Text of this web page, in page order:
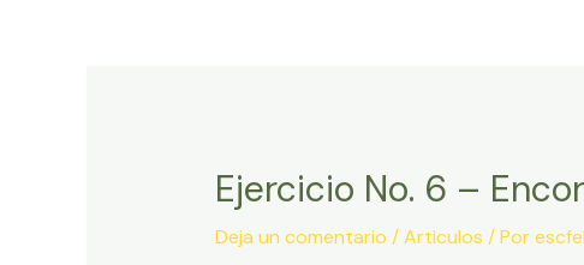
Ejercicio No. 6 –
Deja un comentario /Articulos / Por